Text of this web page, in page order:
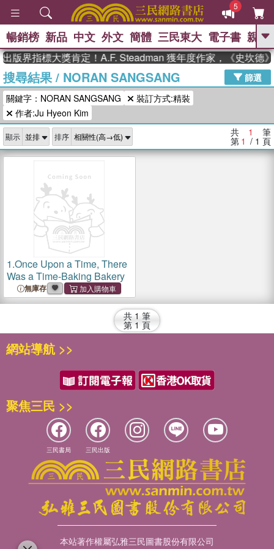
5
GO
熱搜： 東野圭吾 高希均教授回憶錄
、 The Odyssey 、 父親節 、 花開錦
繡
、 暑期推薦 、
、 偉大的迷走神經 、 如果歷史是一
群喵
暢銷榜 新品 中文 外文 簡體 三民東大 電子書 親子
版界指標大獎肯定！A.F. Steadman 獲年度作家，《史坎德
搜尋結果/ NORAN SANGSANG
篩選
關鍵字：NORAN SANGSANG
裝訂方式:精裝
作者:Ju Hyeon Kim
顯示 排序 共 1 筆
第 1 / 1 頁
1.Once Upon a Time, There
Was a Time-Baking Bakery
無庫存
共 1 筆
第 1 頁
網站導航 >>
聚焦三民 >>
三民書局 三民出版
本站著作權屬弘雅三民圖書股份有限公司